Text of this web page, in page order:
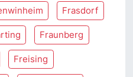
Frasdorf
Fraunberg
Freising